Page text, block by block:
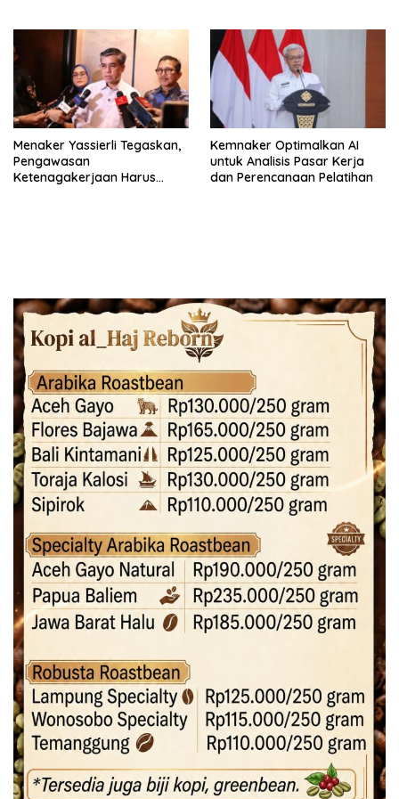
Menaker Yassierli Tegaskan,
Pengawasan
Ketenagakerjaan Harus
Kemnaker Optimalkan AI
untuk Analisis Pasar Kerja
dan Perencanaan Pelatihan